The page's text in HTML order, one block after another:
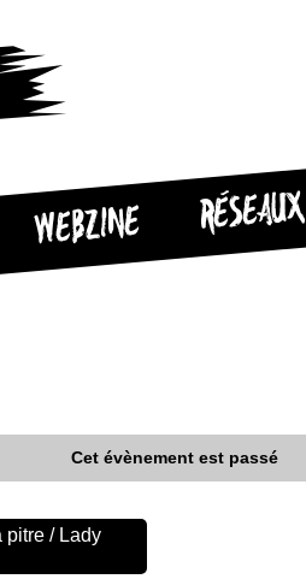
WEBZINE RÉSEAUX
Cet évènement est passé
pitre / Lady